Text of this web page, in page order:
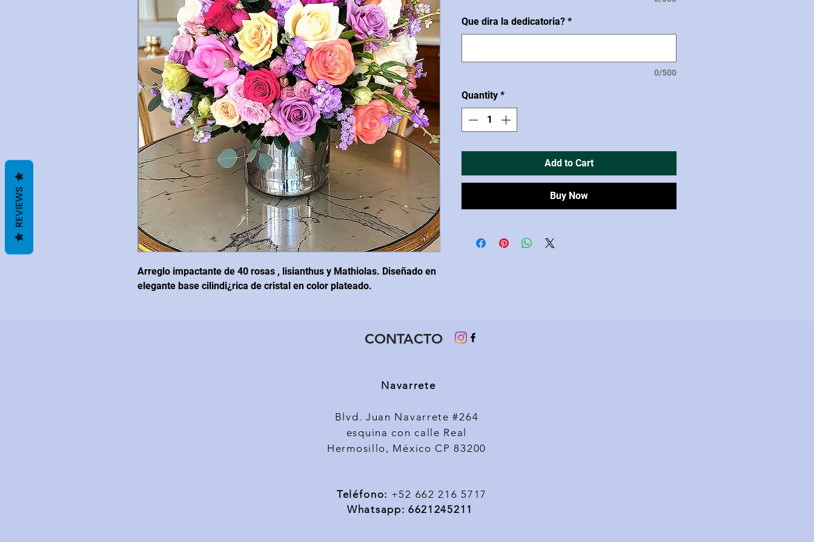
Arreglo impactante de 40 rosas , lisianthus y Mathiolas. Diseñado en
elegante base cilindi¿rica de cristal en color plateado.
Que dira la dedicatoria? *
0/500
Quantity *
Add to Cart
Buy Now
CONTACTO
Navarrete
Blvd. Juan Navarrete #264
esquina con calle Real
Hermosillo, México CP 83200
Teléfono: +52 662 216 5717
Whatsapp: 6621245211
REVIEWS